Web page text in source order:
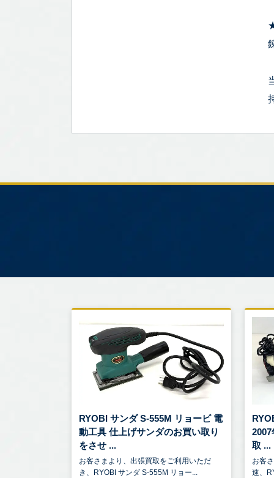
RYOBI サンダ S-555M リョービ 電
動工具 仕上げサンダのお買い取り
をさせ ...
お客さまより、出張買取をご利用いただ
き、RYOBI サンダ S-555M リョー...
取 ...
お客
速、